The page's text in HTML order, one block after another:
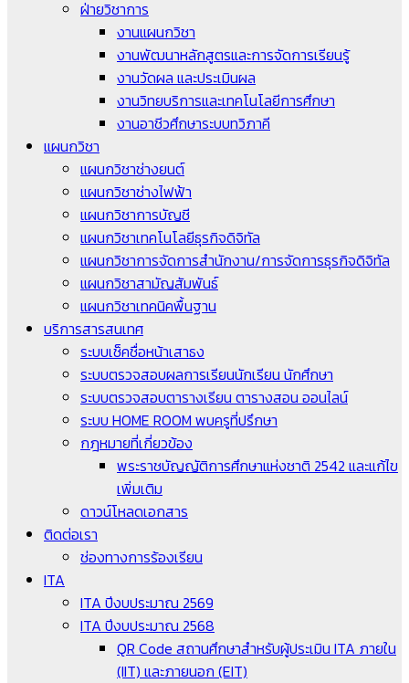
ฝ่ายวิชาการ
งานแผนกวิชา
งานพัฒนาหลักสูตรและการจัดการเรียนรู้
งานวัดผล และประเมินผล
งานวิทยบริการและเทคโนโลยีการศึกษา
งานอาชีวศึกษาระบบทวิภาคี
แผนกวิชา
แผนกวิชาช่างยนต์
แผนกวิชาช่างไฟฟ้า
แผนกวิชาการบัญชี
แผนกวิชาเทคโนโลยีธุรกิจดิจิทัล
แผนกวิชาการจัดการสำนักงาน/การจัดการธุรกิจดิจิทัล
แผนกวิชาสามัญสัมพันธ์
แผนกวิชาเทคนิคพื้นฐาน
บริการสารสนเทศ
ระบบเช็คชื่อหน้าเสาธง
ระบบตรวจสอบผลการเรียนนักเรียน นักศึกษา
ระบบตรวจสอบตารางเรียน ตารางสอน ออนไลน์
ระบบ HOME ROOM พบครูที่ปรึกษา
กฎหมายที่เกี่ยวข้อง
พระราชบัญญัติการศึกษาแห่งชาติ 2542 และแก้ไข
เพิ่มเติม
ดาวน์โหลดเอกสาร
ติดต่อเรา
ช่องทางการร้องเรียน
ITA
ITA ปีงบประมาณ 2569
ITA ปีงบประมาณ 2568
QR Code สถานศึกษาสำหรับผู้ประเมิน ITA ภายใน
(IIT) และภายนอก (EIT)